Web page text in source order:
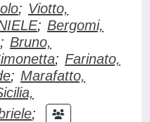
; Viotto,
; Bergomi,
; Bruno,
; Farinato,
; Marafatto,
;